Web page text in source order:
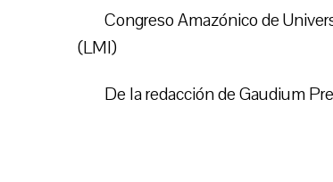
Congreso Amazónico de
(LMI)
De la redacción de Gaudium